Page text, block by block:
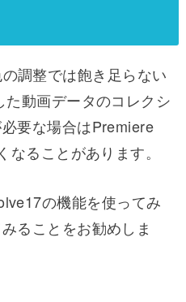
調整では飽き足らない
た動画データのコレクシ
要な場合はPremiere
ることがあります。
の機能を使ってみ
ることをお勧めしま